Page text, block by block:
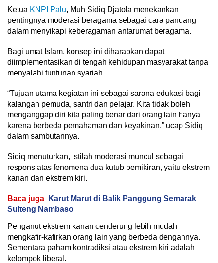
Ketua KNPI Palu, Muh Sidiq Djatola menekankan
pentingnya moderasi beragama sebagai cara pandang
dalam menyikapi keberagaman antarumat beragama.
Bagi umat Islam, konsep ini diharapkan dapat
diimplementasikan di tengah kehidupan masyarakat tanpa
menyalahi tuntunan syariah.
“Tujuan utama kegiatan ini sebagai sarana edukasi bagi
kalangan pemuda, santri dan pelajar. Kita tidak boleh
menganggap diri kita paling benar dari orang lain hanya
karena berbeda pemahaman dan keyakinan,” ucap Sidiq
dalam sambutannya.
Sidiq menuturkan, istilah moderasi muncul sebagai
respons atas fenomena dua kutub pemikiran, yaitu ekstrem
kanan dan ekstrem kiri.
Baca juga
Karut Marut di Balik Panggung Semarak
Sulteng Nambaso
Penganut ekstrem kanan cenderung lebih mudah
mengkafir-kafirkan orang lain yang berbeda dengannya.
Sementara paham kontradiksi atau ekstrem kiri adalah
kelompok liberal.